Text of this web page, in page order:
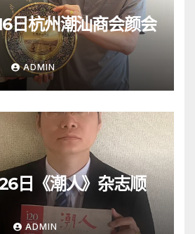
日杭州潮汕商会颜会
ADMIN
日《潮人》杂志顺
ADMIN